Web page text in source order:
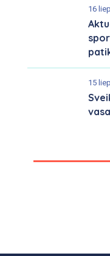
16
15